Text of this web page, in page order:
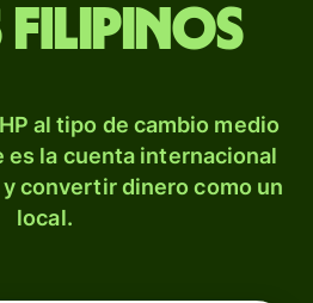
filipinos
al tipo de cambio medio
es la cuenta internacional
convertir dinero como un
local.